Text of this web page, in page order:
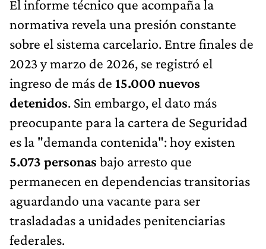
El informe técnico que acompaña la
normativa revela una presión constante
sobre el sistema carcelario. Entre finales de
2023 y marzo de 2026, se registró el
ingreso de más de 15.000 nuevos
detenidos. Sin embargo, el dato más
preocupante para la cartera de Seguridad
es la "demanda contenida": hoy existen
5.073 personas bajo arresto que
permanecen en dependencias transitorias
aguardando una vacante para ser
trasladadas a unidades penitenciarias
federales.